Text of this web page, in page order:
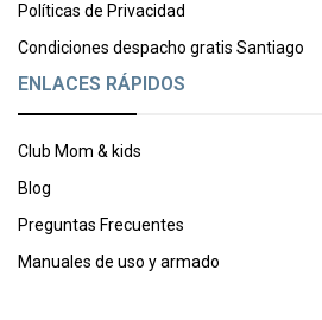
Políticas de Privacidad
Condiciones despacho gratis Santiago
ENLACES RÁPIDOS
Club Mom & kids
Blog
Preguntas Frecuentes
Manuales de uso y armado